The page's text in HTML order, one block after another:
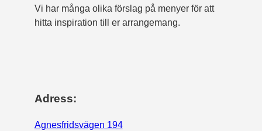
Vi har många olika förslag på menyer för att
hitta inspiration till er arrangemang.
Adress:
Agnesfridsvägen 194